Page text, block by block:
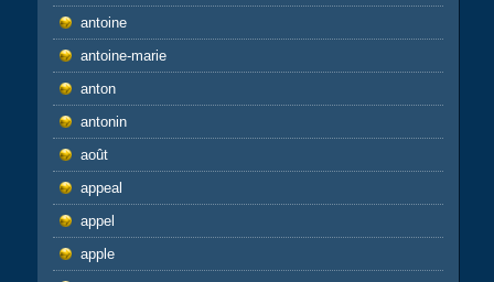
antoine
antoine-marie
anton
antonin
août
appeal
appel
apple